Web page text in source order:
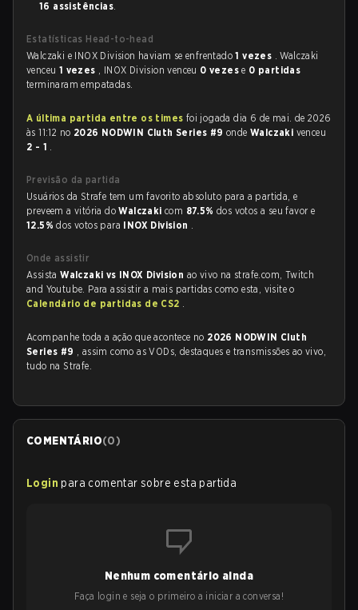
16 assistências.
Estatísticas Head-to-head
Walczaki e INOX Division haviam se enfrentado1 vezes . Walczaki
venceu 1 vezes , INOX Division venceu 0 vezese 0 partidas
terminaram empatadas.
A última partida entre os times foi jogada dia 6 de mai. de 2026
às 11:12 no 2026 NODWIN Cluth Series #9ondeWalczaki venceu
2 - 1 .
Previsão da partida
Usuários da Strafe tem um favorito absoluto para a partida, e
preveem a vitória doWalczakicom 87.5%dos votos a seu favor e
12.5%dos votos para INOX Division .
Onde assistir
AssistaWalczaki vs INOX Division ao vivo na strafe.com, Twitch
and Youtube. Para assistir a mais partidas como esta, visite o
Calendário de partidas de CS2 .
Acompanhe toda a ação que acontece no 2026 NODWIN Cluth
Series #9 , assim como as VODs, destaques e transmissões ao vivo,
tudo na Strafe.
COMENTÁRIO(0)
Login para comentar sobre esta partida
Nenhum comentário ainda
Faça login e seja o primeiro a iniciar a conversa!